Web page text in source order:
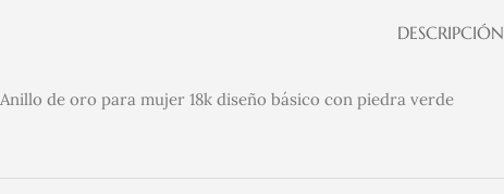
DESCRIPCIÓN
Anillo de oro para mujer 18k diseño básico con piedra verde